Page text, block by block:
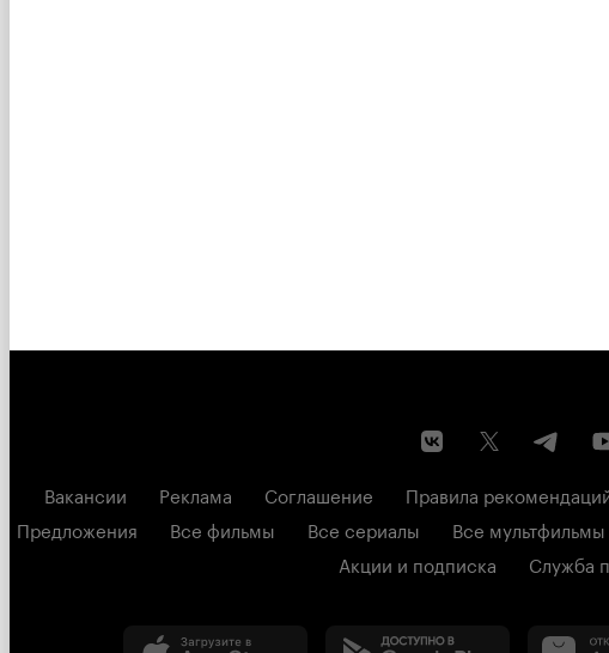
Вакансии Реклама Соглашение Правила
Предложения
Все фильмы Все сериалы Все мультфильмы
Акции и подписка
Служба